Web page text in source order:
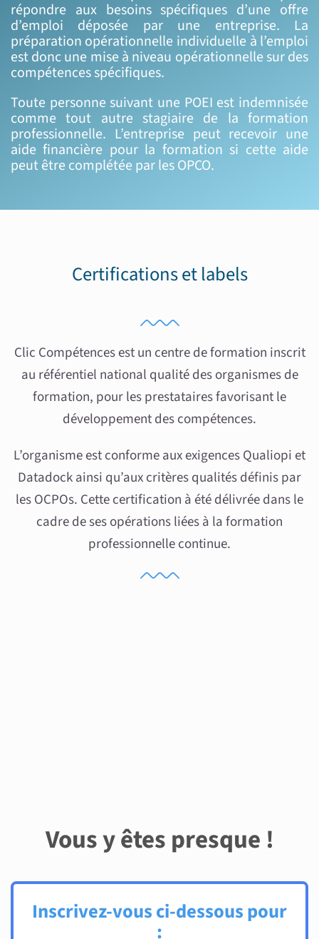
répondre aux besoins spécifiques d’une offre
d’emploi déposée par une entreprise. La
préparation opérationnelle individuelle à l’emploi
est donc une mise à niveau opérationnelle sur des
compétences spécifiques.
Toute personne suivant une POEI est indemnisée
comme tout autre stagiaire de la formation
professionnelle. L’entreprise peut recevoir une
aide financière pour la formation si cette aide
peut être complétée par les OPCO.
Certifications et labels
Clic Compétences est un centre de formation inscrit
au référentiel national qualité des organismes de
formation, pour les prestataires favorisant le
développement des compétences.
L’organisme est conforme aux exigences Qualiopi et
Datadock ainsi qu’aux critères qualités définis par
les OCPOs. Cette certification à été délivrée dans le
cadre de ses opérations liées à la formation
professionnelle continue.
Vous y êtes presque !
Inscrivez-vous ci-dessous pour
: